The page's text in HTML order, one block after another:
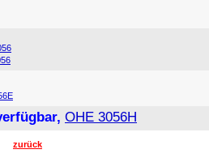
OHE 3056H
zurück